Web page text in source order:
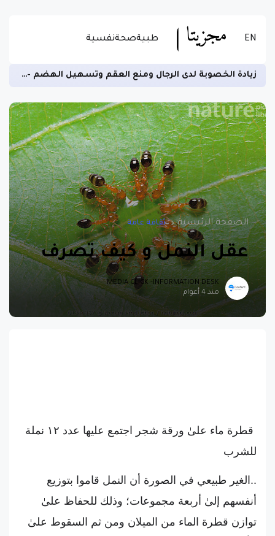
EN طبيةصحةنفسية
زيادة الخصوبة لدى الرجال ومنع العقم وتسهيل الهضم -اقرأ المزيد عن الاستخدام الصحيح للسمسم
الصفحة الرئيسية ثقافة عامة
عقل النمل و كيف تصرف
MEDIA CLICK -INFORMATION DESK
منذ 4 أعوام
قطرة ماء علىٰ ورقة شجر اجتمع عليها عدد ١٢ نملة
للشرب
..الغير طبيعي في الصورة أن النمل قاموا بتوزيع
أنفسهم إلىٰ أربعة مجموعات؛ وذلك للحفاظ علىٰ
توازن قطرة الماء من الميلان ومن ثم السقوط علىٰ